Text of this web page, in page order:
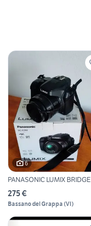
6
PANASONIC LUMIX BRIDGE
275 €
Bassano del Grappa (VI)